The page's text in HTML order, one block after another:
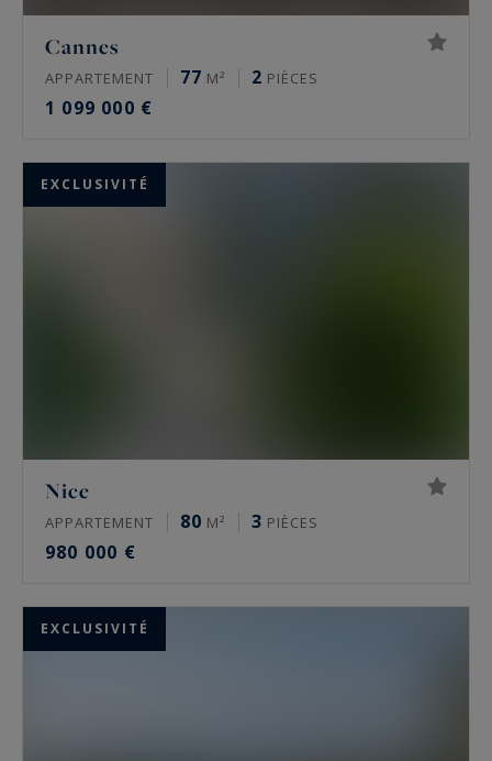
Cannes
APPARTEMENT 77 M² 2 PIÈCES
1 099 000 €
EXCLUSIVITÉ
Nice
APPARTEMENT 80 M² 3 PIÈCES
980 000 €
EXCLUSIVITÉ